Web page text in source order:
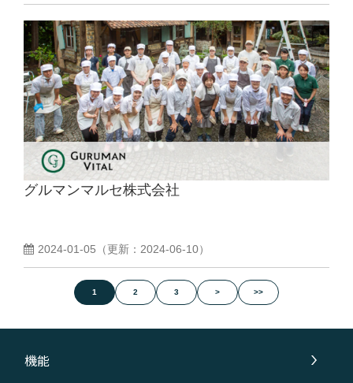
グルマンマルセ株式会社
2024-01-05 （更新： 2024-06-10）
1 2 3 > >>
機能